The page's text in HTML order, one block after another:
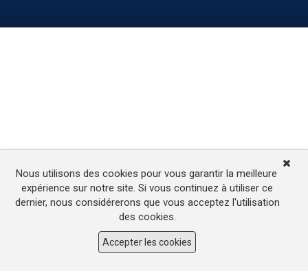
Nous utilisons des cookies pour vous garantir la meilleure
expérience sur notre site. Si vous continuez à utiliser ce
dernier, nous considérerons que vous acceptez l'utilisation
des cookies.
Accepter les cookies